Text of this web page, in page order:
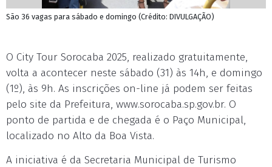
São 36 vagas para sábado e domingo (Crédito: DIVULGAÇÃO)
O City Tour Sorocaba 2025, realizado gratuitamente,
volta a acontecer neste sábado (31) às 14h, e domingo
(1º), às 9h. As inscrições on-line já podem ser feitas
pelo site da Prefeitura, www.sorocaba.sp.gov.br. O
ponto de partida e de chegada é o Paço Municipal,
localizado no Alto da Boa Vista.
A iniciativa é da Secretaria Municipal de Turismo